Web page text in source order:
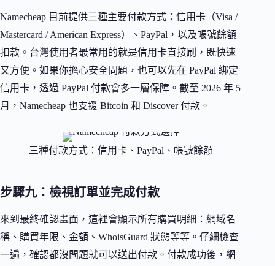
Namecheap 目前提供三種主要付款方式：信用卡（Visa /
Mastercard / American Express）、PayPal，以及帳號餘額
扣款。台灣使用者最常用的就是信用卡直接刷，既快速
又方便。如果你擔心安全問題，也可以先在 PayPal 綁定
信用卡，透過 PayPal 付款會多一層保障。截至 2026 年 5
月，Namecheap 也支援 Bitcoin 和 Discover 付款。
三種付款方式：信用卡、PayPal、帳號餘額
步驟九：檢視訂單並完成付款
來到最終確認畫面，這裡會顯示所有購買明細：網域名
稱、購買年限、金額、WhoisGuard 狀態等等。仔細檢查
一遍，確認都沒問題就可以送出付款。付款成功後，網